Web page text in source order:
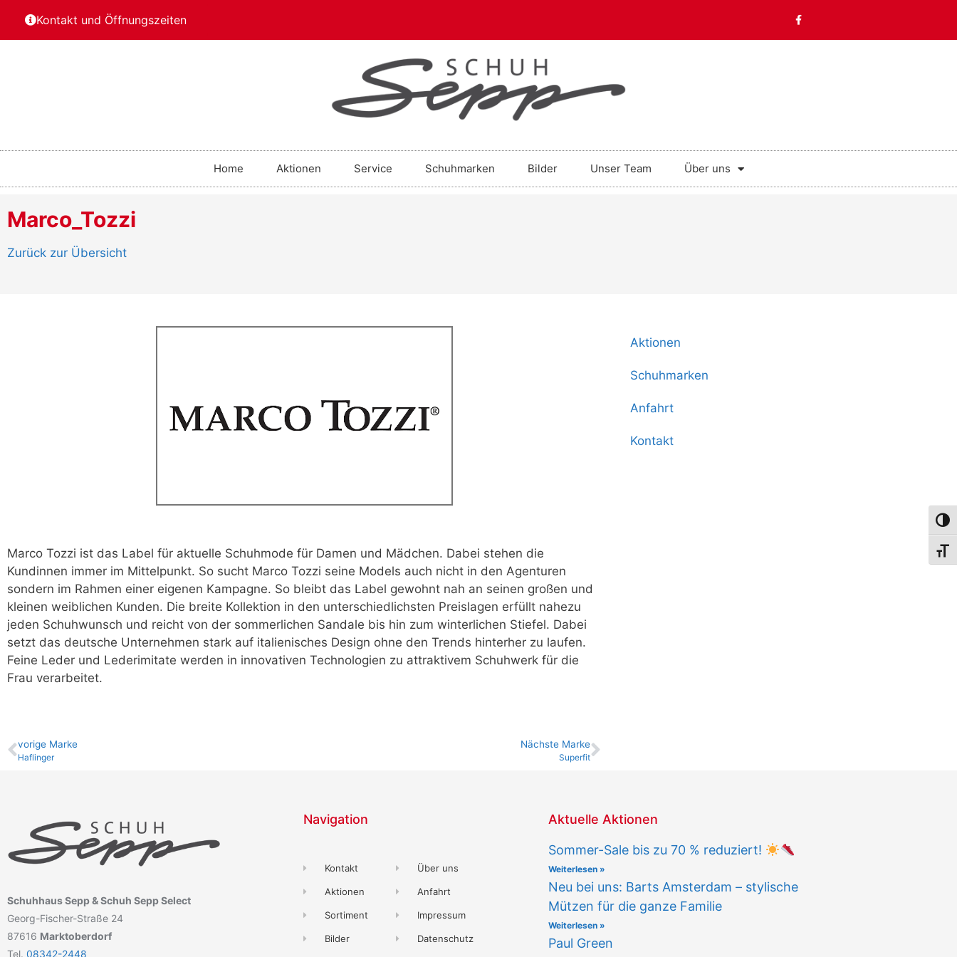
Kontakt und Öffnungszeiten
Home Aktionen Service Schuhmarken Bilder Unser Team Über uns
Marco_Tozzi
Zurück zur Übersicht
Marco Tozzi ist das Label für aktuelle Schuhmode für Damen und Mädchen. Dabei stehen die
Kundinnen immer im Mittelpunkt. So sucht Marco Tozzi seine Models auch nicht in den Agenturen
sondern im Rahmen einer eigenen Kampagne. So bleibt das Label gewohnt nah an seinen großen und
kleinen weiblichen Kunden. Die breite Kollektion in den unterschiedlichsten Preislagen erfüllt nahezu
jeden Schuhwunsch und reicht von der sommerlichen Sandale bis hin zum winterlichen Stiefel. Dabei
setzt das deutsche Unternehmen stark auf italienisches Design ohne den Trends hinterher zu laufen.
Feine Leder und Lederimitate werden in innovativen Technologien zu attraktivem Schuhwerk für die
Frau verarbeitet.
vo­ri­ge Marke
Haflinger
Nächste Marke
Superfit
Aktionen
Schuhmarken
Anfahrt
Kontakt
Schuhhaus Sepp & Schuh Sepp Select
Georg-Fischer-Straße 24
87616 Marktoberdorf
Tel. 08342-2448
Navigation
Kontakt
Aktionen
Sortiment
Bilder
Über uns
Anfahrt
Impressum
Datenschutz
Aktuelle Aktionen
Sommer-Sale bis zu 70 % reduziert!
Weiterlesen »
Neu bei uns: Barts Amsterdam – stylische
Mützen für die ganze Familie
Weiterlesen »
Paul Green